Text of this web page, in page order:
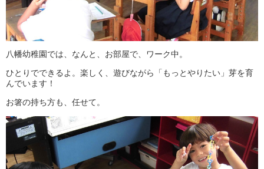
八幡幼稚園では、なんと、お部屋で、ワーク中。
ひとりでできるよ。楽しく、遊びながら「もっとやりたい」芽を育
んでいます！
お箸の持ち方も、任せて。